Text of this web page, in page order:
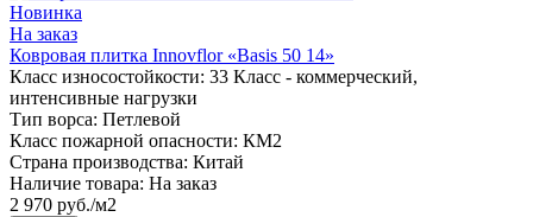
Новинка
На заказ
Ковровая плитка Innovflor «Basis 50 14»
Класс износостойкости: 33 Класс - коммерческий,
интенсивные нагрузки
Тип ворса: Петлевой
Класс пожарной опасности: КМ2
Страна производства: Китай
Наличие товара: На заказ
2 970 руб./м2